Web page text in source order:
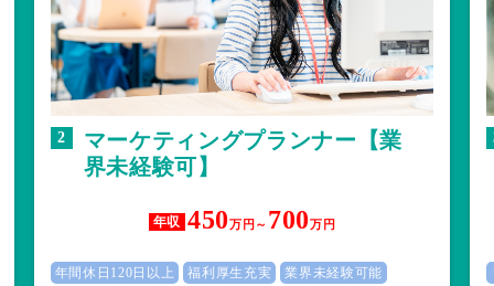
2
マーケティングプランナー【業
界未経験可】
年収 450万円～ 700万円
年間休日120日以上 福利厚生充実 業界未経験可能